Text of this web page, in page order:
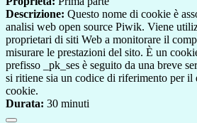
Descrizione: Questo nome di cookie è
analisi web open source Piwik. Viene
proprietari di siti Web a monitorare il
misurare le prestazioni del sito. È un
prefisso _pk_ses è seguito da una breve
si ritiene sia un codice di riferimento per il
cookie.
Durata: 30 minuti